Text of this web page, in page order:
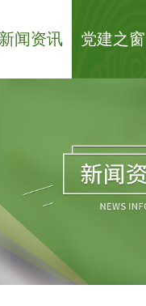
新闻资讯 党建之窗